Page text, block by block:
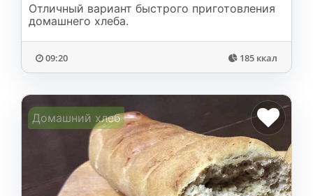
Отличный вариант быстрого приготовления
домашнего хлеба.
09:20 185 ккал
Домашний хлеб